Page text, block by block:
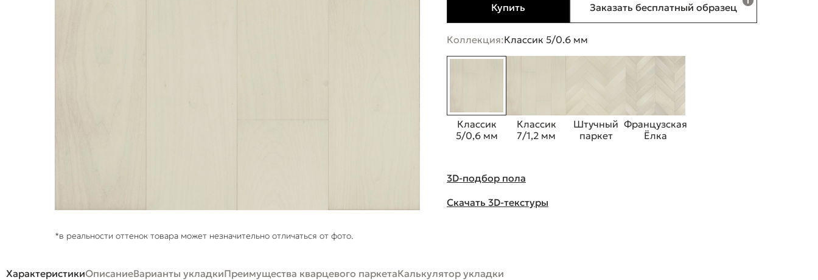
*в реальности оттенок товара может незначительно отличаться от фото.
Купить Заказать бесплатный образец
Коллекция:Классик 5/0.6 мм
Классик
5/0,6 мм
Классик
7/1,2 мм
Штучный
паркет
Французская
Ёлка
3D-подбор пола
Скачать 3D-текстуры
ХарактеристикиОписаниеВарианты укладкиПреимущества кварцевого паркетаКалькулятор укладки